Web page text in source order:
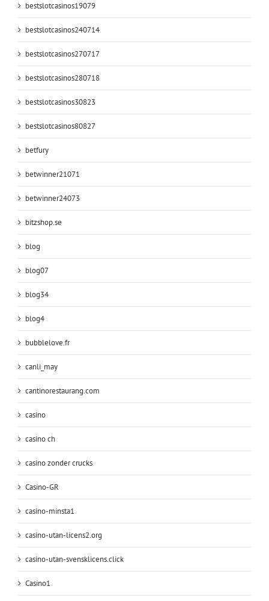
bestslotcasinos19079
bestslotcasinos240714
bestslotcasinos270717
bestslotcasinos280718
bestslotcasinos30823
bestslotcasinos80827
betfury
betwinner21071
betwinner24073
bitzshop.se
blog
blog07
blog34
blog4
bubblelove.fr
canli_may
cantinorestaurang.com
casino
casino ch
casino zonder crucks
Casino-GR
casino-minsta1
casino-utan-licens2.org
casino-utan-svensklicens.click
Casino1